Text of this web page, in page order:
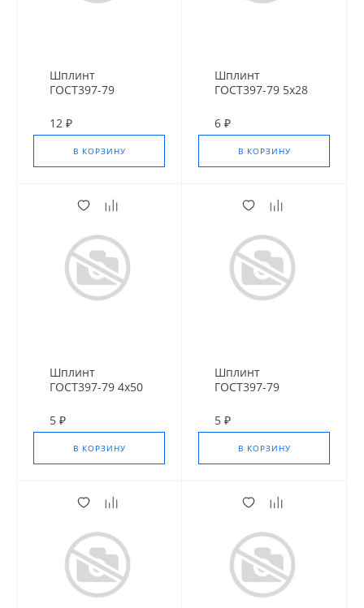
Шплинт
ГОСТ397-79
12 ₽
В КОРЗИНУ
Шплинт
ГОСТ397-79 5х28
6 ₽
В КОРЗИНУ
Шплинт
ГОСТ397-79 4х50
5 ₽
В КОРЗИНУ
Шплинт
ГОСТ397-79
5 ₽
В КОРЗИНУ